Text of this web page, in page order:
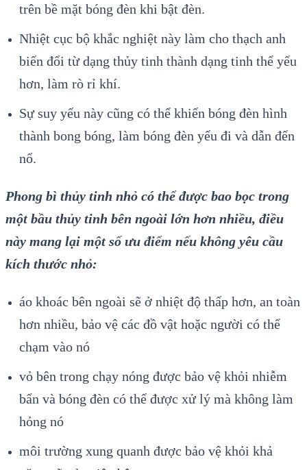
trên bề mặt bóng đèn khi bật đèn.
Nhiệt cục bộ khắc nghiệt này làm cho thạch anh
biến đổi từ dạng thủy tinh thành dạng tinh thể yếu
hơn, làm rò rỉ khí.
Sự suy yếu này cũng có thể khiến bóng đèn hình
thành bong bóng, làm bóng đèn yếu đi và dẫn đến
nổ.
Phong bì thủy tinh nhỏ có thể được bao bọc trong
một bầu thủy tinh bên ngoài lớn hơn nhiều, điều
này mang lại một số ưu điểm nếu không yêu cầu
kích thước nhỏ:
áo khoác bên ngoài sẽ ở nhiệt độ thấp hơn, an toàn
hơn nhiều, bảo vệ các đồ vật hoặc người có thể
chạm vào nó
vỏ bên trong chạy nóng được bảo vệ khỏi nhiễm
bẩn và bóng đèn có thể được xử lý mà không làm
hỏng nó
môi trường xung quanh được bảo vệ khỏi khả